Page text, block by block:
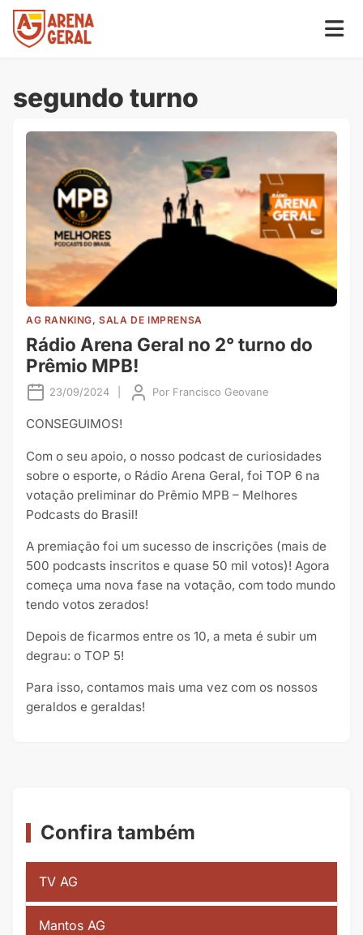
segundo turno
AG RANKING, SALA DE IMPRENSA
Rádio Arena Geral no 2° turno do
Prêmio MPB!
23/09/2024 Por Francisco Geovane
CONSEGUIMOS!
Com o seu apoio, o nosso podcast de curiosidades
sobre o esporte, o Rádio Arena Geral, foi TOP 6 na
votação preliminar do Prêmio MPB – Melhores
Podcasts do Brasil!
A premiação foi um sucesso de inscrições (mais de
500 podcasts inscritos e quase 50 mil votos)! Agora
começa uma nova fase na votação, com todo mundo
tendo votos zerados!
Depois de ficarmos entre os 10, a meta é subir um
degrau: o TOP 5!
Para isso, contamos mais uma vez com os nossos
geraldos e geraldas!
Confira também
TV AG
Mantos AG